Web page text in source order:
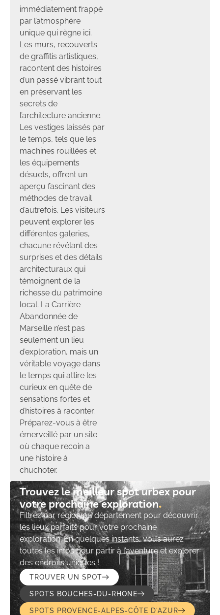
immédiatement frappé
par l’atmosphère
unique qui règne ici.
Les murs, recouverts
de graffitis artistiques,
racontent des histoires
d’un passé vibrant tout
en préservant les
secrets de
l’architecture ancienne.
Les vestiges laissés par
le temps, tels que les
machines rouillées et
les équipements
désuets, offrent un
aperçu fascinant des
méthodes de travail
d’autrefois. Les visiteurs
peuvent explorer les
différentes galeries,
chacune révélant des
surprises et des détails
architecturaux qui
témoignent de la
richesse du patrimoine
local. La Carrière
Abandonnée de
Marseille n’est pas
seulement un lieu
d’exploration, mais un
véritable voyage dans
le temps qui attire les
curieux en quête de
sensations fortes et
d’histoires à raconter.
Préparez-vous à être
émerveillé par un site
où chaque recoin a
une histoire à
chuchoter.
Trouvez le meilleur spot urbex pour
votre prochaine exploration​
Filtrez par région ou département pour découvrir
les lieux parfaits pour votre prochaine
exploration. En quelques instants, vous aurez
toutes les infos pour partir à l’aventure et explorer
des endroits uniques !
TROUVER UN SPOT
SPOTS BOUCHES-DU-RHONE
SPOTS PROVENCE-ALPES-CÔTE D'AZUR